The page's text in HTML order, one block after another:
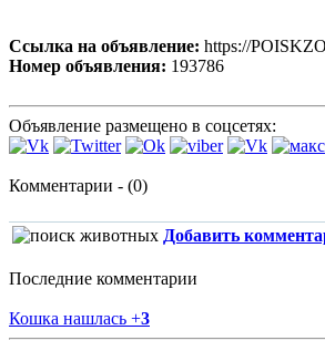
Ссылка на объявление: https://
Номер объявления: 193786
Объявление размещено в соцсетях:
Комментарии - (0)
Добавить
Последние комментарии
Кошка нашлась +3